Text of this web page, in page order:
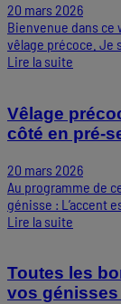
20 mars 2026
Bienvenue dans ce
vêlage précoce. Je
Lire la suite
Vêlage
côté en pré-
20 mars 2026
Au programme de
génisse : L’accent
Lire la suite
Toutes les
vos